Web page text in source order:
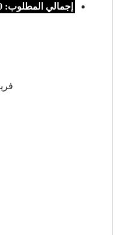
إجمالي المطلوب: 1,025,000 جنيه